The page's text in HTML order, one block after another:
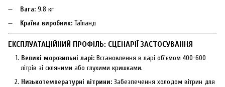
Вага: 9.8 кг
Країна виробник: Таїланд
ЕКСПЛУАТАЦІЙНИЙ ПРОФІЛЬ: СЦЕНАРІЇ ЗАСТОСУВАННЯ
Великі морозильні ларі: Встановлення в ларі об'ємом 400-600
літрів зі скляними або глухими кришками.
Низькотемпературні вітрини: Забезпечення холодом вітрин для